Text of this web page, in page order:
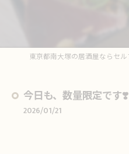
今日も、数量限定です❣️
2026/01/21